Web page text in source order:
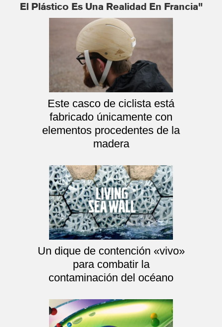
El Plástico Es Una Realidad En Francia"
Este casco de ciclista está
fabricado únicamente con
elementos procedentes de la
madera
Un dique de contención «vivo»
para combatir la
contaminación del océano